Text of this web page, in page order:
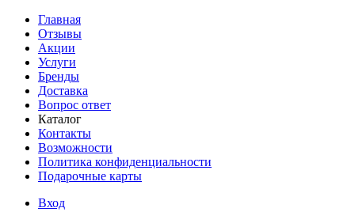
Главная
Отзывы
Акции
Услуги
Бренды
Доставка
Вопрос ответ
Каталог
Контакты
Возможности
Политика конфиденциальности
Подарочные карты
Вход